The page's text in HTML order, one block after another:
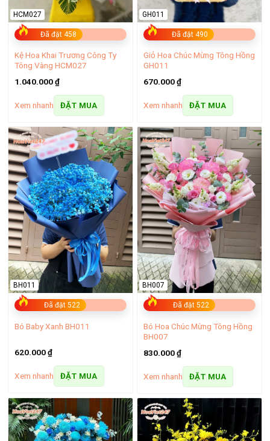
Bó hoa hồng tình yêu
Giỏ hoa cát tường tặng mẹ:
Những cánh hoa mềm mại, e
ấp nhưng vẫn kiên cường từ hoa cát tường như chính hình
ảnh người mẹ luôn che chở và yêu thương con cái vô điều
kiện. Đây là món quà tuyệt vời để bạn thể hiện tình cảm vào
Ngày của Mẹ, sinh nhật mẹ hay bất kỳ dịp đặc biệt nào.
Đã đặt 458
HCM027
Kệ Hoa Khai Trương Công Ty
Tông Vàng HCM027
1.040.000₫
Xem nhanh ĐẶT MUA
Đã đặt 490
GH011
Giỏ Hoa Chúc Mừng Tông Hồng
GH011
670.000₫
Xem nhanh ĐẶT MUA
Đã đặt 522
BH011
Bó Baby Xanh BH011
620.000₫
Xem nhanh ĐẶT MUA
Đã đặt 522
BH007
Bó Hoa Chúc Mừng Tông Hồng
BH007
830.000₫
Xem nhanh ĐẶT MUA